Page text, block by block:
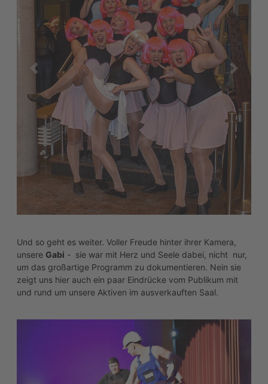
weiter
Und so geht es weiter. Voller Freude hinter ihrer Kamera,
unsereGabi
- sie war mit Herz und Seele dabei, nicht nur,
um das großartige Programm zu dokumentieren. Nein sie
zeigt uns hier auch ein paar Eindrücke vom Publikum mit
und rund um unsere Aktiven im ausverkauften Saal.
zurück weiter